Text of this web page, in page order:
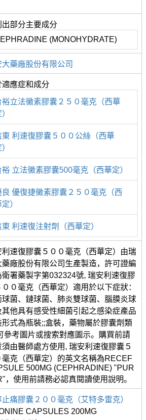
出部分主要成分
(MONOHYDRATE)
大藥廠股份有限公司
適應症和成分
裕立法黴素膠囊２５０毫克（西華
東 利速復膠囊５００公絲（西華
裕 立法黴素膠囊500毫克（西華定）
良 優復捷黴素膠囊２５０毫克（西
）
東 利速復注射劑（西華定）
利速復膠囊５００毫克（西華定）由瑞
藥廠股份有限公司生產製造，許可證編
衛署藥製字第032324號, 瑞安利速復膠
００毫克（西華定）適用於以下症狀：
球菌、鏈球菌、肺炎雙球菌、腦膜炎球
其他具有感受性細菌引起之感染症產品
形式為瓶裝;;盒裝，藥物屬於膠囊劑類
參考圖片或搜索對應圖示。購買前請
須由醫師處方使用, 瑞安利速復膠囊５
毫克（西華定）的英文名稱為RECEF
500MG (CEPHRADINE) "PUR
，使用前請務必認真閱讀使用說明。
止痛膠囊２００毫克（艾特多雷克）
CAPSULES 200MG